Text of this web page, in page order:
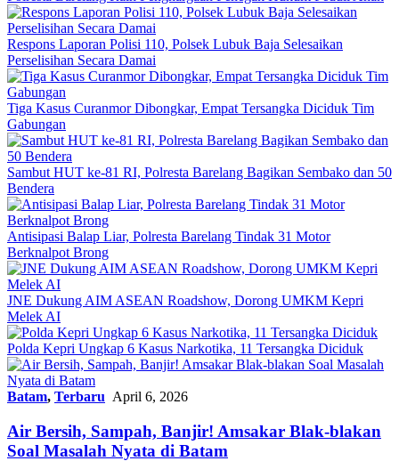
Respons Laporan Polisi 110, Polsek Lubuk Baja Selesaikan
Perselisihan Secara Damai
Tiga Kasus Curanmor Dibongkar, Empat Tersangka Diciduk Tim
Gabungan
Sambut HUT ke-81 RI, Polresta Barelang Bagikan Sembako dan 50
Bendera
Antisipasi Balap Liar, Polresta Barelang Tindak 31 Motor
Berknalpot Brong
JNE Dukung AIM ASEAN Roadshow, Dorong UMKM Kepri
Melek AI
Polda Kepri Ungkap 6 Kasus Narkotika, 11 Tersangka Diciduk
Batam, Terbaru April 6, 2026
Air Bersih, Sampah, Banjir! Amsakar Blak-blakan
Soal Masalah Nyata di Batam